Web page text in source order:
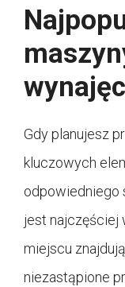
Gdy planujesz
kluczowych
odpowiedniego
jest najczęściej
miejscu
niezastąpione